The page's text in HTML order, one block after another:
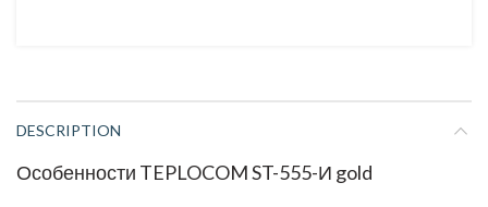
DESCRIPTION
Особенности TEPLOCOM ST-555-И gold